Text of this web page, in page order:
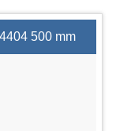
500 mm